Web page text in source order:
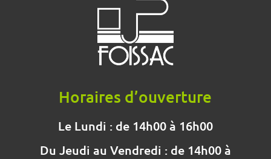
Horaires d’ouverture
Le Lundi : de 14h00 à 16h00
Du Jeudi au Vendredi : de 14h00 à